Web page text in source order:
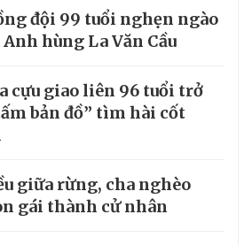
đội 99 tuổi nghẹn ngào
hùng La Văn Cầu
cựu giao liên 96 tuổi trở
bản đồ” tìm hài cốt
giữa rừng, cha nghèo
gái thành cử nhân